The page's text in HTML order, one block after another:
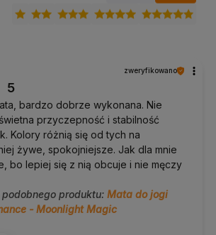
łagodny detergent
chcą jednej maty na wszystkie style
po dynamiczną.
które nie wiedzą jeszcze, czy pocą im
w domu i noszących matę do studia
w tygodniu.
przyczepności bez ręcznika i bez
może nie być
zweryfikowano
5
bardzo dobrze wykonana. Nie
przyczepność i stabilność
Kolory różnią się od tych na
żywe, spokojniejsze. Jak dla mnie
bo lepiej się z nią obcuje i nie męczy
produktu: Mata do jogi
- Moonlight Magic